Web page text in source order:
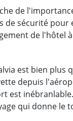
de
de sécurité
de l'hôtel
est bien plus
depuis
est
qui donne le